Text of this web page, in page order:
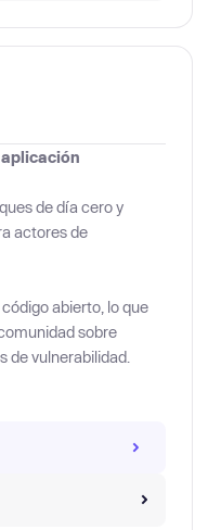
de día cero y
actores de
abierto, lo que
sobre
de vulnerabilidad.